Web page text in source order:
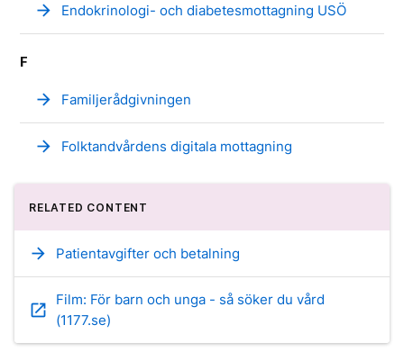
arrow_forward Endokrinologi- och diabetesmottagning USÖ
F
arrow_forward Familjerådgivningen
arrow_forward Folktandvårdens digitala mottagning
RELATED CONTENT
arrow_forward Patientavgifter och betalning
open_in_new
Film: För barn och unga - så söker du vård
(1177.se)